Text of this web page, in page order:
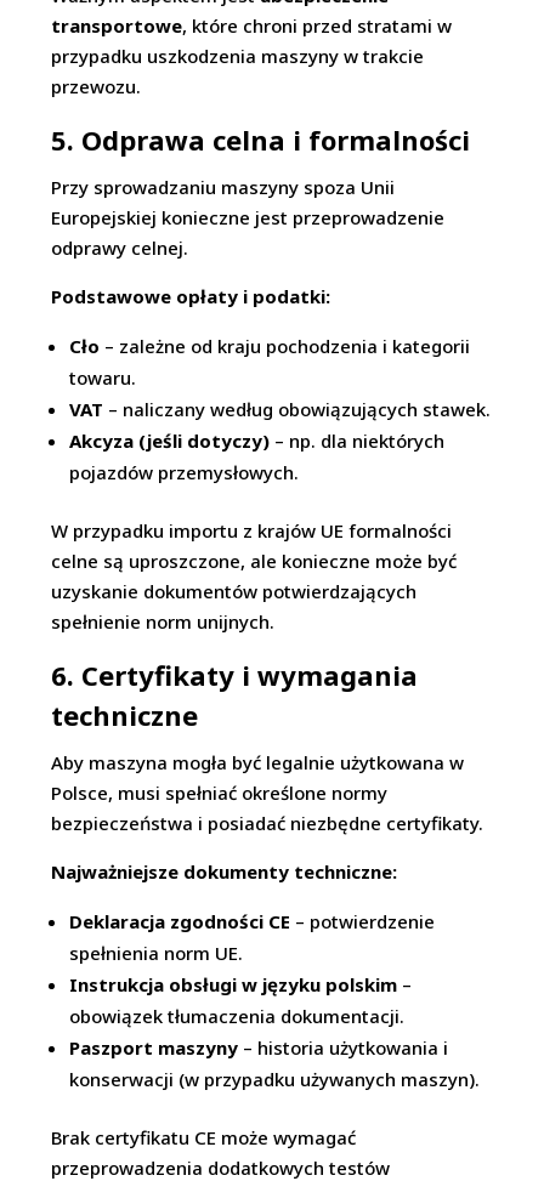
transportowe, które chroni przed stratami w
przypadku uszkodzenia maszyny w trakcie
przewozu.
5. Odprawa celna i formalności
Przy sprowadzaniu maszyny spoza Unii
Europejskiej konieczne jest przeprowadzenie
odprawy celnej.
Podstawowe opłaty i podatki:
Cło – zależne od kraju pochodzenia i kategorii
towaru.
VAT – naliczany według obowiązujących stawek.
Akcyza (jeśli dotyczy) – np. dla niektórych
pojazdów przemysłowych.
W przypadku importu z krajów UE formalności
celne są uproszczone, ale konieczne może być
uzyskanie dokumentów potwierdzających
spełnienie norm unijnych.
6. Certyfikaty i wymagania
techniczne
Aby maszyna mogła być legalnie użytkowana w
Polsce, musi spełniać określone normy
bezpieczeństwa i posiadać niezbędne certyfikaty.
Najważniejsze dokumenty techniczne:
Deklaracja zgodności CE – potwierdzenie
spełnienia norm UE.
Instrukcja obsługi w języku polskim –
obowiązek tłumaczenia dokumentacji.
Paszport maszyny – historia użytkowania i
konserwacji (w przypadku używanych maszyn).
Brak certyfikatu CE może wymagać
przeprowadzenia dodatkowych testów